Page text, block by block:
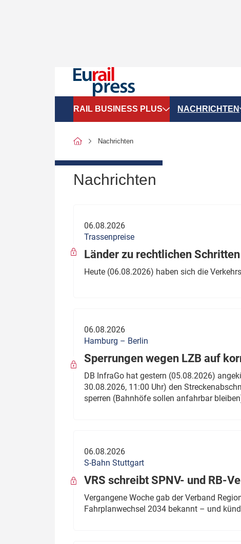
RAIL BUSINESS PLUS
SPNV-Marktdaten
Politik
wen?
Thema des Monats
Dossier: Generalsanierung
Dossier: ETCS
Dossier:
NACHRICHTEN
Nachrichten
Nachrichten
06.08.2026
Trassenpreise
Länder zu rechtlichen
Heute (06.08.2026) haben sich die
06.08.2026
Hamburg – Berlin
Sperrungen wegen LZB auf
DB InfraGo hat gestern (05.08.2026)
30.08.2026, 11:00 Uhr) den
sperren (Bahnhöfe sollen anfahrbar
06.08.2026
S-Bahn Stuttgart
VRS schreibt SPNV- und RB-
Vergangene Woche gab der Verband
Fahrplanwechsel 2034 bekannt – und